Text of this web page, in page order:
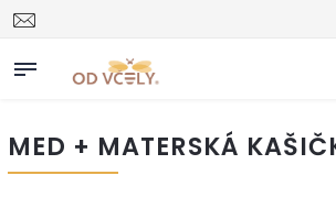
MED + MATERSKÁ